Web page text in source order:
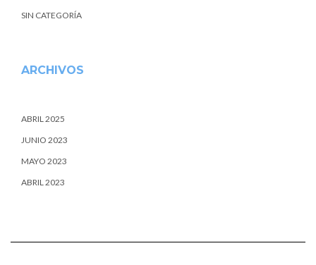
SIN CATEGORÍA
ARCHIVOS
ABRIL 2025
JUNIO 2023
MAYO 2023
ABRIL 2023